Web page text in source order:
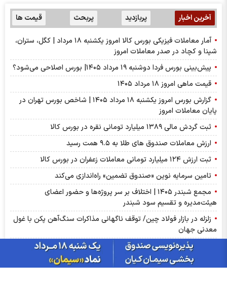
آخرین اخبار پربازدید پربحث قیمت ها
آمار معاملات فیزیکی بورس کالا امروز یکشنبه ۱۸ مرداد | کگل، ستران،
شپنا و کچاد در صدر معاملات امروز
پیش‌بینی بورس فردا دوشنبه ۱۹ مرداد ۱۴۰۵| بورس اصلاحی می‌شود؟
قیمت ماهی امروز ۱۸ مرداد ۱۴۰۵
گزارش بورس امروز یکشنبه ۱۸ مرداد ۱۴۰۵ | شاخص بورس تهران در
پایان معاملات امروز
ثبت گردش مالی ۱۳۸۹ میلیارد تومانی نقره در بورس کالا
ارزش معاملات صندوق های طلا به ۹.۵ همت رسید
ثبت ارزش ۱۲۴ میلیارد تومانی معاملات زعفران در بورس کالا
تامین سرمایه نوین «صندوق تضمین» راه‌اندازی می‌کند
مجمع شبندر ۱۴۰۵ | اختلاف بر سر پروژه‌ها و حضور اعضای
هیئت‌مدیره و تقسیم سود شبندر
زلزله در بازار فولاد چین/ توقف ناگهانی مذاکرات سنگ‌آهن پکن با غول
معدنی جهان
طوفان در بازار انرژی/ چرا نفت هفت درصد از ارزش خود را از دست